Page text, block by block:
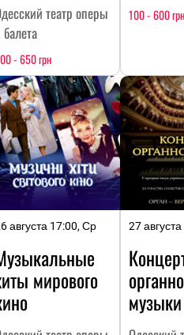
театр оперы
балета
- 650 грн
100 - 600 грн
августа 17:00, Ср
мирового
27
музыки